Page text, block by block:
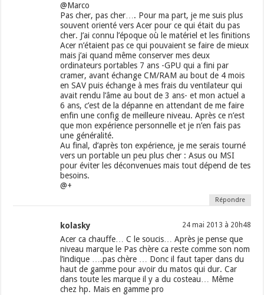
@Marco
Pas cher, pas cher…. Pour ma part, je me suis plus
souvent orienté vers Acer pour ce qui était du pas
cher. J’ai connu l’époque où le matériel et les finitions
Acer n’étaient pas ce qui pouvaient se faire de mieux
mais j’ai quand même conserver mes deux
ordinateurs portables 7 ans -GPU qui a fini par
cramer, avant échange CM/RAM au bout de 4 mois
en SAV puis échange à mes frais du ventilateur qui
avait rendu l’âme au bout de 3 ans- et mon actuel a
6 ans, c’est de la dépanne en attendant de me faire
enfin une config de meilleure niveau. Après ce n’est
que mon expérience personnelle et je n’en fais pas
une généralité.
Au final, d’après ton expérience, je me serais tourné
vers un portable un peu plus cher : Asus ou MSI
pour éviter les déconvenues mais tout dépend de tes
besoins.
@+
Répondre
kolasky 24 mai 2013 à 20h48
Acer ca chauffe… C le soucis… Après je pense que
niveau marque le Pas chère ca reste comme son nom
l’indique ….pas chère … Donc il faut taper dans du
haut de gamme pour avoir du matos qui dur. Car
dans toute les marque il y a du costeau… Même
chez hp. Mais en gamme pro